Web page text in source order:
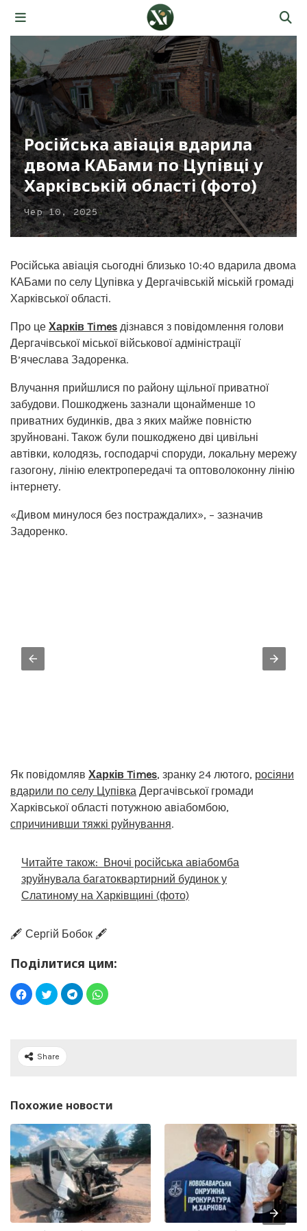
Російська авіація вдарила
двома КАБами по Цупівці у
Харківській області (фото)
Чер 10, 2025
Російська авіація сьогодні близько 10:40 вдарила двома
КАБами по селу Цупівка у Дергачівській міській громаді
Харківської області.
Про це Харків Times дізнався з повідомлення голови
Дергачівської міської військової адміністрації
В’ячеслава Задоренка.
Влучання прийшлися по району щільної приватної
забудови. Пошкоджень зазнали щонайменше 10
приватних будинків, два з яких майже повністю
зруйновані. Також були пошкоджено дві цивільні
автівки, колодязь, господарчі споруди, локальну мережу
газогону, лінію електропередачі та оптоволоконну лінію
інтернету.
«Дивом минулося без постраждалих», – зазначив
Задоренко.
Як повідомляв Харків Times, зранку 24 лютого, росіяни
вдарили по селу Цупівка Дергачівської громади
Харківської області потужною авіабомбою,
спричинивши тяжкі руйнування.
Читайте також: Вночі російська авіабомба
зруйнувала багатоквартирний будинок у
Слатиному на Харківщині (фото)
🖋️ Сергій Бобок 🖋️
Поділитися цим:
Share
Похожие новости